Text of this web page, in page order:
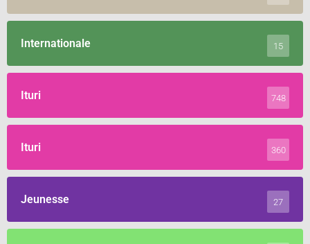
Internationale 15
Ituri 748
Ituri 360
Jeunesse 27